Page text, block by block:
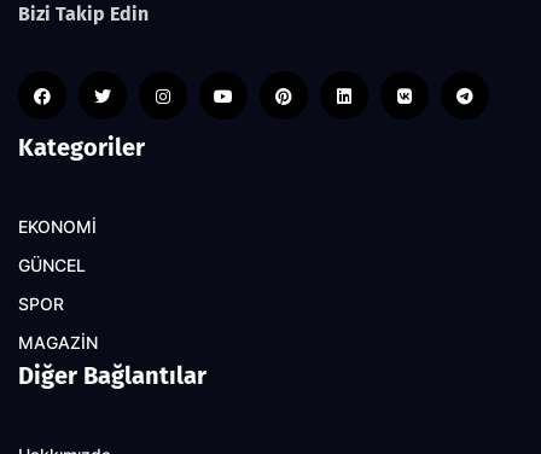
Bizi Takip Edin
Kategoriler
EKONOMİ
GÜNCEL
SPOR
MAGAZİN
Diğer Bağlantılar